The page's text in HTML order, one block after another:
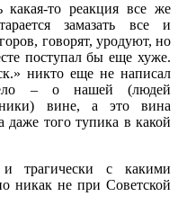
то реакция все же
замазать все и
говорят, уродуют, но
поступал бы еще хуже.
никто еще не написал
– о нашей (людей
вине, а это вина
того тупика в какой
трагически с какими
никак не при Советской